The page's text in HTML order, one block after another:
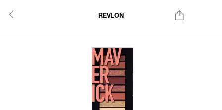
REVLON